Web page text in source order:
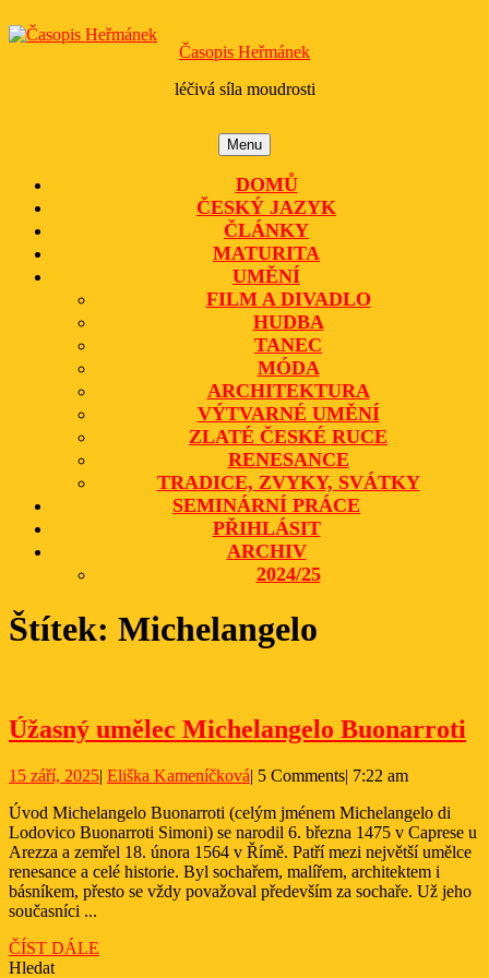
to
Časopis Heřmánek
léčivá síla moudrosti
MenuMenu
DOMŮ
ČESKÝ JAZYK
ČLÁNKY
MATURITA
UMĚNÍ
FILM A DIVADLO
HUDBA
TANEC
MÓDA
ARCHITEKTURA
VÝTVARNÉ UMĚNÍ
ZLATÉ ČESKÉ RUCE
RENESANCE
TRADICE, ZVYKY, SVÁTKY
SEMINÁRNÍ PRÁCE
PŘIHLÁSIT
ARCHIV
2024/25
CLOSE
BUTTON
Štítek: Michelangelo
Úžasný umělec Michelangelo Buonarroti
15 září, 202515
2025
| Eliška KameníčkováEliška
| 5 Comments| 7:22 am
Úvod Michelangelo Buonarroti (celým jménem Michelangelo di
Lodovico Buonarroti Simoni) se narodil 6. března 1475 v Caprese u
Arezza a zemřel 18. února 1564 v Římě. Patří mezi největší umělce
renesance a celé historie. Byl sochařem, malířem, architektem i
básníkem, přesto se vždy považoval především za sochaře. Už jeho
současníci ...
ČÍST DÁLE
Hledat